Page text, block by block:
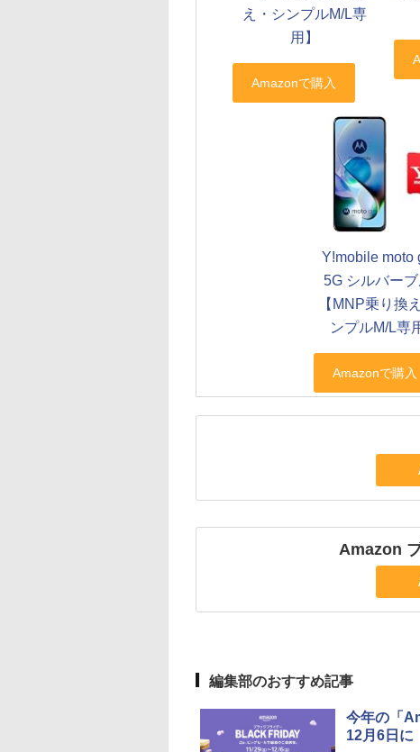
え・シンプルM/L専
用】
Y!mobile moto
5G シルバー
【MNP乗り換
ンプルM/L専
Amazon
編集部のおすすめ記事
今年の「
12月6日に